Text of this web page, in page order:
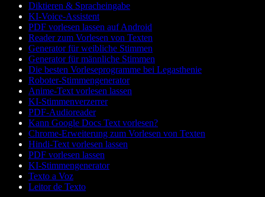
Diktieren & Spracheingabe
KI-Voice-Assistent
PDF vorlesen lassen auf Android
Reader zum Vorlesen von Texten
Generator für weibliche Stimmen
Generator für männliche Stimmen
Die besten Vorleseprogramme bei Legasthenie
Roboter-Stimmengenerator
Anime-Text vorlesen lassen
KI-Stimmenverzerrer
PDF-Audioreader
Kann Google Docs Text vorlesen?
Chrome-Erweiterung zum Vorlesen von Texten
Hindi-Text vorlesen lassen
PDF vorlesen lassen
KI-Stimmengenerator
Texto a Voz
Leitor de Texto